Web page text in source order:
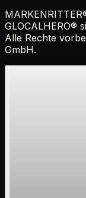
MARKENRITTER
GLOCALHERO®
Alle Rechte
GmbH.